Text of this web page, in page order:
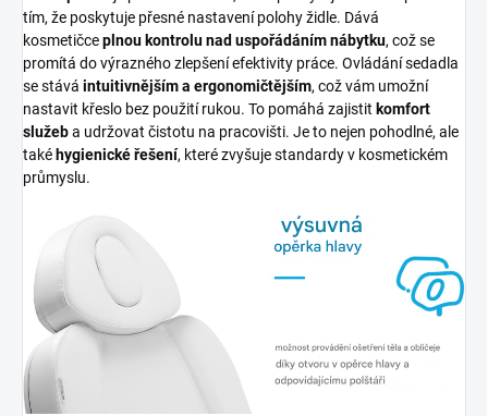
tím, že poskytuje přesné nastavení polohy židle. Dává
kosmetičceplnou kontrolu nad uspořádáním nábytku, což se
promítá do výrazného zlepšení efektivity práce. Ovládání sedadla
se stává intuitivnějším a ergonomičtějším, což vám umožní
nastavit křeslo bez použití rukou. To pomáhá zajistit komfort
služeba udržovat čistotu na pracovišti. Je to nejen pohodlné, ale
také hygienické řešení, které zvyšuje standardy v kosmetickém
průmyslu.